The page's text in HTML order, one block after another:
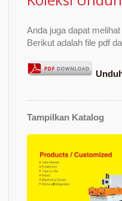
Anda juga dapat
Berikut adalah file pdf
Tampilkan Katalog